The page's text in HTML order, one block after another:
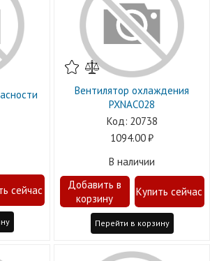
Вентилятор охлаждения
PXNAC028
20738
1094.00
В наличии
Перейти в корзину